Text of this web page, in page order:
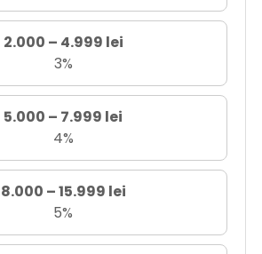
2.000 – 4.999 lei
3%
5.000 – 7.999 lei
4%
8.000 – 15.999 lei
5%